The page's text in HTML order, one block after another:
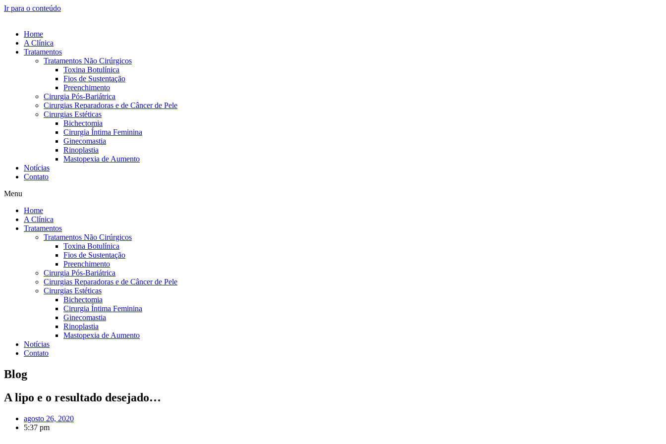
Ir para o conteúdo
Home
A Clínica
Tratamentos
Tratamentos Não Cirúrgicos
Toxina Botulínica
Fios de Sustentação
Preenchimento
Cirurgia Pós-Bariátrica
Cirurgias Reparadoras e de Câncer de Pele
Cirurgias Estéticas
Bichectomia
Cirurgia Íntima Feminina
Ginecomastia
Rinoplastia
Mastopexia de Aumento
Notícias
Contato
Menu
Home
A Clínica
Tratamentos
Tratamentos Não Cirúrgicos
Toxina Botulínica
Fios de Sustentação
Preenchimento
Cirurgia Pós-Bariátrica
Cirurgias Reparadoras e de Câncer de Pele
Cirurgias Estéticas
Bichectomia
Cirurgia Íntima Feminina
Ginecomastia
Rinoplastia
Mastopexia de Aumento
Notícias
Contato
Blog
A lipo e o resultado desejado…
agosto 26, 2020
5:37 pm